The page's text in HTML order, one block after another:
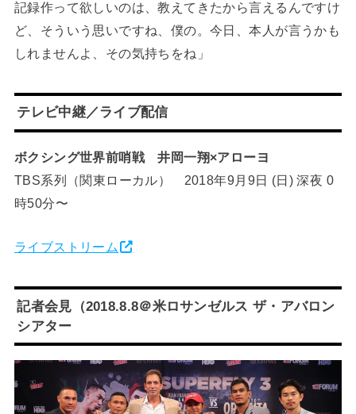
記録作って欲しいのは、教えてきたから言えるんですけ
ど、そういう思いですね、僕の。今日、本人が言うかも
しれませんよ、その気持ちをね」
テレビ中継／ライブ配信
ボクシング世界前哨戦 井岡一翔×アローヨ
TBS系列（関東ローカル） 2018年9月9日 (日) 深夜 0
時50分〜
ライブストリーム
記者会見（2018.8.8＠米ロサンゼルス ザ・アバロン
シアター